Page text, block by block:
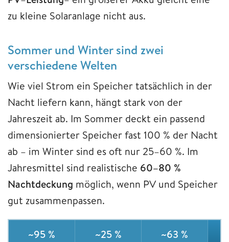
zu kleine Solaranlage nicht aus.
Sommer und Winter sind zwei
verschiedene Welten
Wie viel Strom ein Speicher tatsächlich in der
Nacht liefern kann, hängt stark von der
Jahreszeit ab. Im Sommer deckt ein passend
dimensionierter Speicher fast 100 % der Nacht
ab – im Winter sind es oft nur 25–60 %. Im
Jahresmittel sind realistische 60–80 %
Nachtdeckung möglich, wenn PV und Speicher
gut zusammenpassen.
~95 % ~25 % ~63 %